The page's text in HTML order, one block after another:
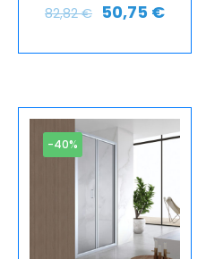
82,82€ 50,75 €
-40%